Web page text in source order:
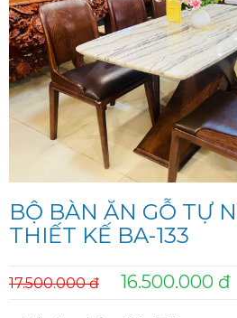
BỘ BÀN ĂN GỖ TỰ
THIẾT KẾ BA-133
17.500.000 đ 16.500.000 đ